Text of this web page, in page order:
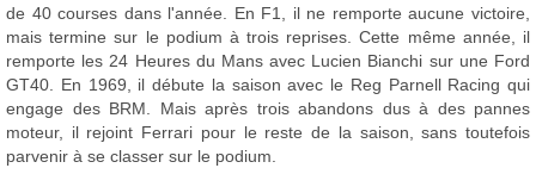
de 40 courses dans l'année. En F1, il ne remporte aucune victoire,
mais termine sur le podium à trois reprises. Cette même année, il
remporte les 24 Heures du Mans avec Lucien Bianchi sur une Ford
GT40. En 1969, il débute la saison avec le Reg Parnell Racing qui
engage des BRM. Mais après trois abandons dus à des pannes
moteur, il rejoint Ferrari pour le reste de la saison, sans toutefois
parvenir à se classer sur le podium.